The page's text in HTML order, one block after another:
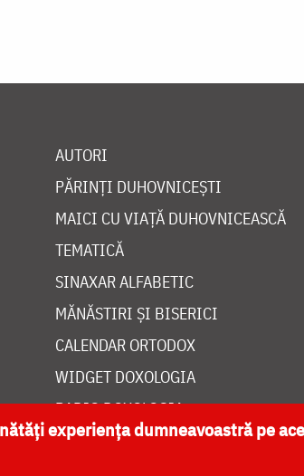
AUTORI
PĂRINȚI DUHOVNICEȘTI
MAICI CU VIAȚĂ DUHOVNICEASCĂ
TEMATICĂ
SINAXAR ALFABETIC
MĂNĂSTIRI ȘI BISERICI
CALENDAR ORTODOX
WIDGET DOXOLOGIA
RADIO DOXOLOGIA
experiența dumneavoastră pe